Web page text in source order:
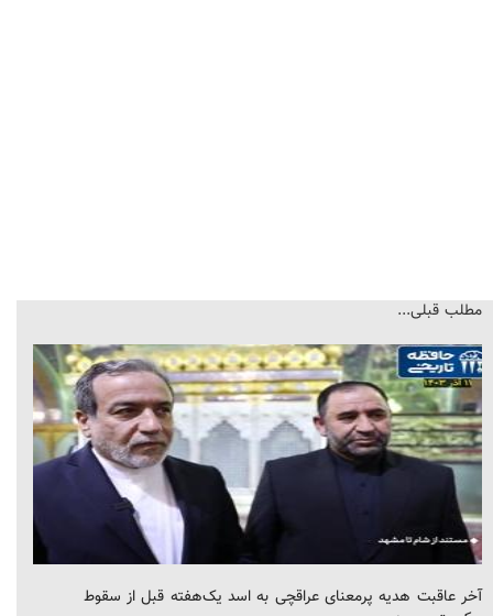
مطلب قبلی...
آخر عاقبت هدیه پرمعنای عراقچی به اسد یک‌هفته قبل از سقوط